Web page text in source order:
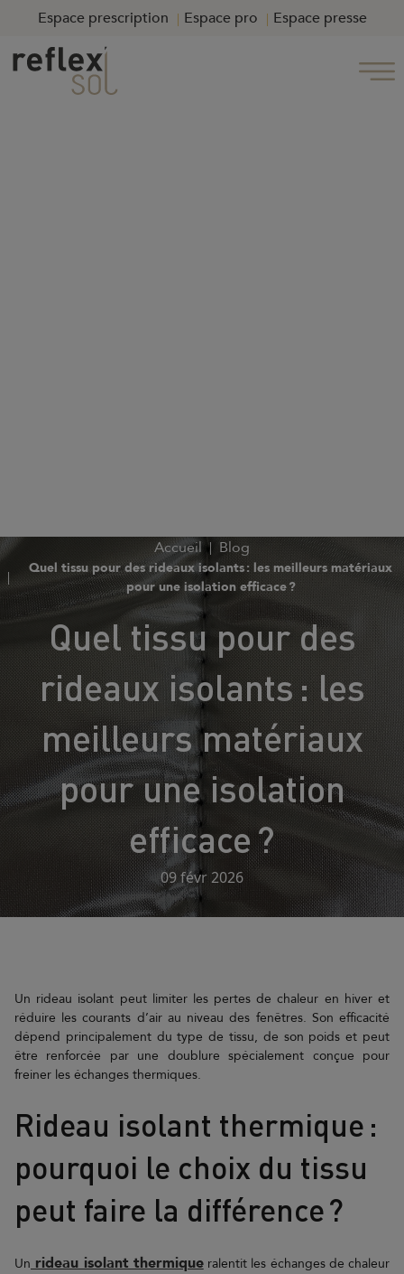
Espace prescription Espace pro Espace presse
Accueil Blog
Quel tissu pour des rideaux isolants : les meilleurs matériaux
pour une isolation efficace ?
Quel tissu pour des
rideaux isolants : les
meilleurs matériaux
pour une isolation
efficace ?
09 févr 2026
Un rideau isolant peut limiter les pertes de chaleur en hiver et
réduire les courants d’air au niveau des fenêtres. Son efficacité
dépend principalement du type de tissu, de son poids et peut
être renforcée par une doublure spécialement conçue pour
freiner les échanges thermiques.
Rideau isolant thermique :
pourquoi le choix du tissu
peut faire la différence ?
Un rideau isolant thermiqueralentit les échanges de chaleur